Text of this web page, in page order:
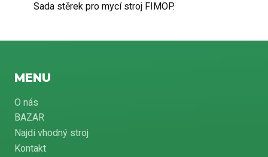
Sada stěrek pro mycí stroj FIMOP.
MENU
O nás
BAZAR
Najdi vhodný stroj
Kontakt